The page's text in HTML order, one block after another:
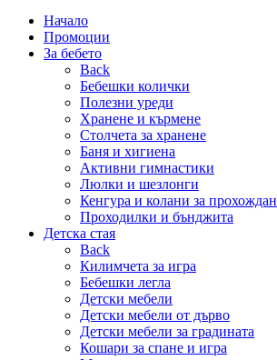
Начало
Промоции
За бебето
Back
Бебешки колички
Полезни уреди
Хранене и кърмене
Столчета за хранене
Баня и хигиена
Активни гимнастики
Люлки и шезлонги
Кенгура и колани за
Проходилки и бънджита
Детска стая
Back
Килимчета за игра
Бебешки легла
Детски мебели
Детски мебели от дърво
Детски мебели за градината
Кошари за спане и игра